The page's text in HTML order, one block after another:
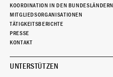
KOORDINATION IN DEN BUNDESLÄNDERN
MITGLIEDSORGANISATIONEN
TÄTIGKEITSBERICHTE
PRESSE
KONTAKT
UNTERSTÜTZEN